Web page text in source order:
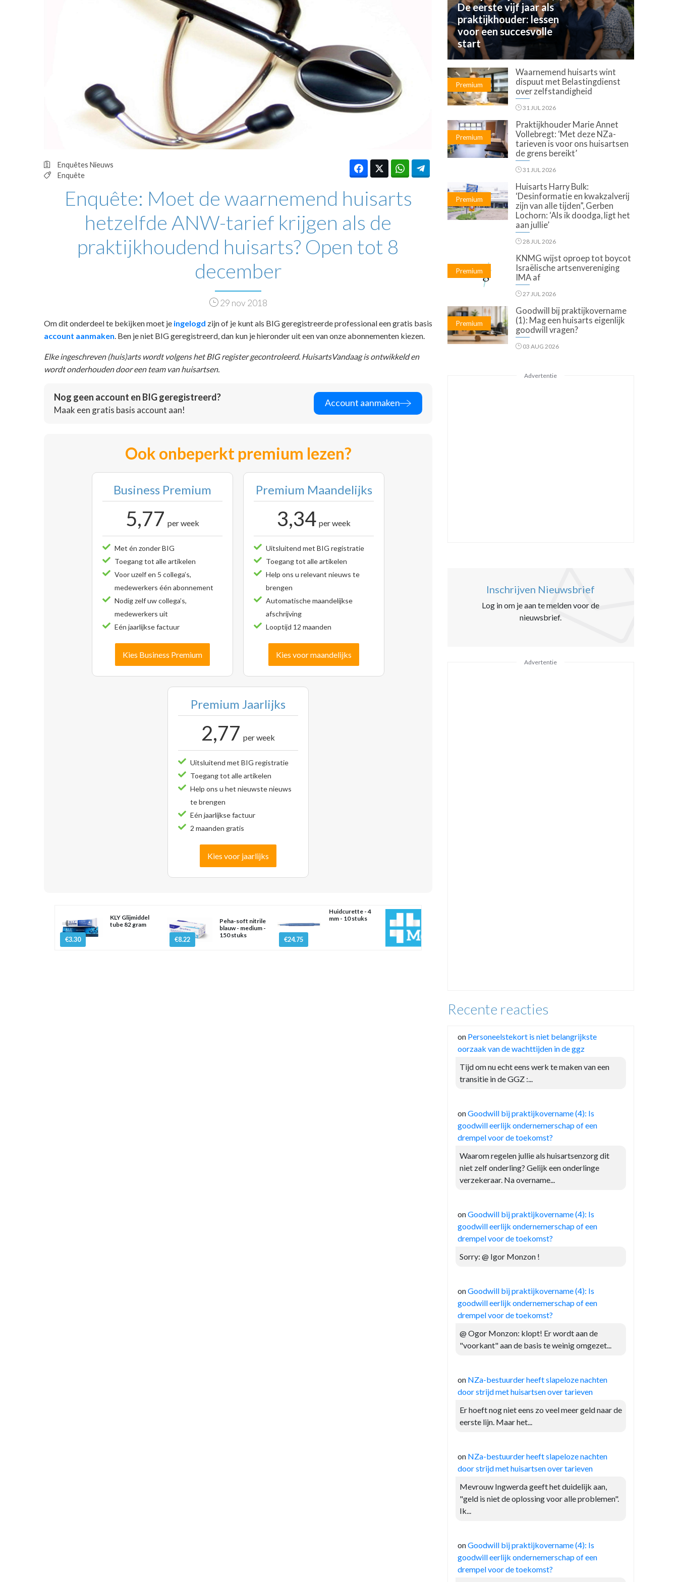
OPINIE
HUISARTSENPOST
PRAKTIJKZAKEN
TARIEVEN
VPHUISARTSEN
MEDISCHE VAKHANDEL
INLOGGEN
REGISTRATIE
Enquêtes Nieuws
Enquête
Enquête: Moet de waarnemend huisarts
hetzelfde ANW-tarief krijgen als de
praktijkhoudend huisarts? Open tot 8
december
29 nov 2018
Om dit onderdeel te bekijken moet je ingelogd zijn of je kunt als BIG geregistreerde professional een gratis basis
account aanmaken . Ben je niet BIG geregistreerd, dan kun je hieronder uit een van onze abonnementen kiezen.
Elke ingeschreven (huis)arts wordt volgens het BIG register gecontroleerd. HuisartsVandaag is ontwikkeld en
wordt onderhouden door een team van huisartsen.
Nog geen account en BIG geregistreerd?
Maak een gratis basis account aan!
Account aanmaken
Ook onbeperkt premium lezen?
Business Premium
5,77 per week
Met én zonder BIG
Toegang tot alle artikelen
Voor uzelf en 5 collega’s,
medewerkers één abonnement
Nodig zelf uw collega’s,
medewerkers uit
Eén jaarlijkse factuur
Kies Business Premium
Premium Maandelijks
3,34 per week
Uitsluitend met BIG registratie
Toegang tot alle artikelen
Help ons u relevant nieuws te
brengen
Automatische maandelijkse
afschrijving
Looptijd 12 maanden
Kies voor maandelijks
Premium Jaarlijks
2,77 per week
Uitsluitend met BIG registratie
Toegang tot alle artikelen
Help ons u het nieuwste nieuws
te brengen
Eén jaarlijkse factuur
2 maanden gratis
Kies voor jaarlijks
€3.30
KLY Glijmiddel
tube 82 gram
€8.22
Peha-soft nitrile
blauw - medium -
150 stuks
€24.75
Huidcurette - 4
mm - 10 stuks
De eerste vijf jaar als
praktijkhouder: lessen
voor een succesvolle
start
Premium
Waarnemend huisarts wint
dispuut met Belastingdienst
over zelfstandigheid
31 JUL 2026
Premium
Praktijkhouder Marie Annet
Vollebregt: ‘Met deze NZa-
tarieven is voor ons huisartsen
de grens bereikt’
31 JUL 2026
Premium
Huisarts Harry Bulk:
‘Desinformatie en kwakzalverij
zijn van alle tijden”, Gerben
Lochorn: ‘Als ik doodga, ligt het
aan jullie’
28 JUL 2026
Premium
KNMG wijst oproep tot boycot
Israëlische artsenvereniging
IMA af
27 JUL 2026
Premium
Goodwill bij praktijkovername
(1): Mag een huisarts eigenlijk
goodwill vragen?
03 AUG 2026
Advertentie
Inschrijven Nieuwsbrief
Log in om je aan te melden voor de
nieuwsbrief.
Advertentie
Recente reacties
on Personeelstekort is niet belangrijkste
oorzaak van de wachttijden in de ggz
Tijd om nu echt eens werk te maken van een
transitie in de GGZ :...
onGoodwill bij praktijkovername (4): Is
goodwill eerlijk ondernemerschap of een
drempel voor de toekomst?
Waarom regelen jullie als huisartsenzorg dit
niet zelf onderling? Gelijk een onderlinge
verzekeraar. Na overname...
onGoodwill bij praktijkovername (4): Is
goodwill eerlijk ondernemerschap of een
drempel voor de toekomst?
Sorry: @ Igor Monzon !
onGoodwill bij praktijkovername (4): Is
goodwill eerlijk ondernemerschap of een
drempel voor de toekomst?
@ Ogor Monzon: klopt! Er wordt aan de
"voorkant" aan de basis te weinig omgezet...
on NZa-bestuurder heeft slapeloze nachten
door strijd met huisartsen over tarieven
Er hoeft nog niet eens zo veel meer geld naar de
eerste lijn. Maar het...
on NZa-bestuurder heeft slapeloze nachten
door strijd met huisartsen over tarieven
Mevrouw Ingwerda geeft het duidelijk aan,
"geld is niet de oplossing voor alle problemen".
Ik...
onGoodwill bij praktijkovername (4): Is
goodwill eerlijk ondernemerschap of een
drempel voor de toekomst?